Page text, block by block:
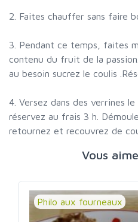
2. Faites chauffer sans faire
3. Pendant ce temps, faites
contenu du fruit de la
au besoin sucrez le coulis
4. Versez dans des verrines
réservez au frais 3 h.
retournez et recouvrez de
Vous
Philo aux fourneaux